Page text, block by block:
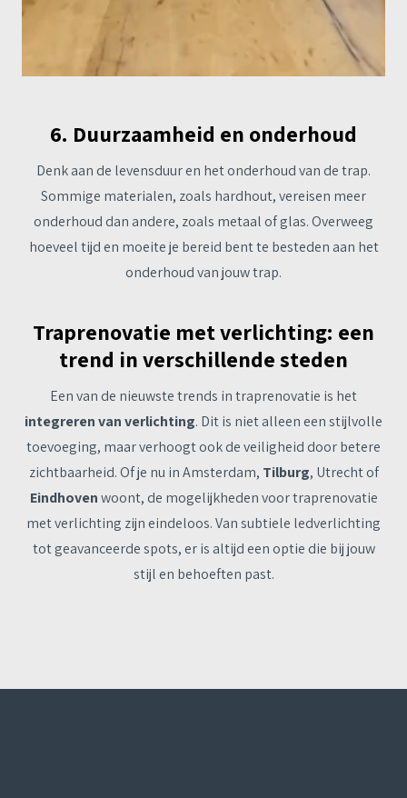
6. Duurzaamheid en onderhoud
Denk aan de levensduur en het onderhoud van de trap.
Sommige materialen, zoals hardhout, vereisen meer
onderhoud dan andere, zoals metaal of glas. Overweeg
hoeveel tijd en moeite je bereid bent te besteden aan het
onderhoud van jouw trap.
Traprenovatie met verlichting: een
trend in verschillende steden
Een van de nieuwste trends in traprenovatie is het
integreren van verlichting. Dit is niet alleen een stijlvolle
toevoeging, maar verhoogt ook de veiligheid door betere
zichtbaarheid. Of je nu in Amsterdam, Tilburg, Utrecht of
Eindhovenwoont, de mogelijkheden voor traprenovatie
met verlichting zijn eindeloos. Van subtiele ledverlichting
tot geavanceerde spots, er is altijd een optie die bij jouw
stijl en behoeften past.